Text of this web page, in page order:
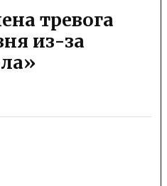
тревога
из-за